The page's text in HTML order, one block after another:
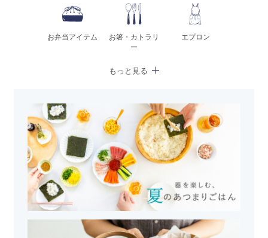
お弁当アイテム
お箸・カトラリ
ー
エプロン